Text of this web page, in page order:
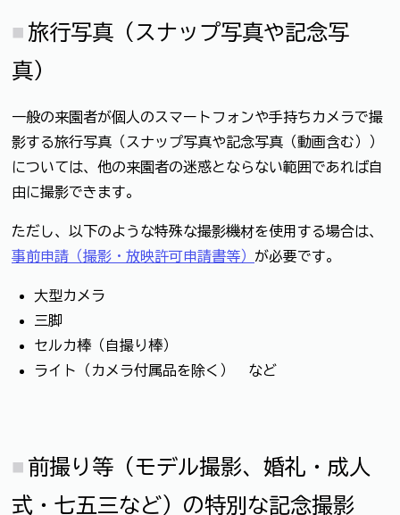
旅行写真（スナップ写真や記念写
真）
一般の来園者が個人のスマートフォンや手持ちカメラで撮
影する旅行写真（スナップ写真や記念写真（動画含む））
については、他の来園者の迷惑とならない範囲であれば自
由に撮影できます。
ただし、以下のような特殊な撮影機材を使用する場合は、
事前申請（撮影・放映許可申請書等） が必要です。
大型カメラ
三脚
セルカ棒（自撮り棒）
ライト（カメラ付属品を除く） など
前撮り等（モデル撮影、婚礼・成人
式・七五三など）の特別な記念撮影